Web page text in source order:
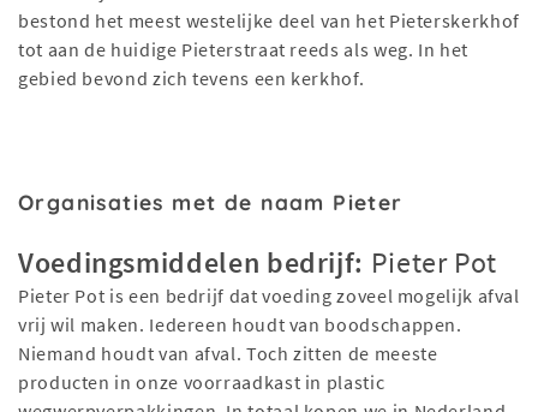
bestond het meest westelijke deel van het Pieterskerkhof
tot aan de huidige Pieterstraat reeds als weg. In het
gebied bevond zich tevens een kerkhof.
Organisaties met de naam Pieter
Voedingsmiddelen bedrijf: Pieter Pot
Pieter Pot is een bedrijf dat voeding zoveel mogelijk afval
vrij wil maken. Iedereen houdt van boodschappen.
Niemand houdt van afval. Toch zitten de meeste
producten in onze voorraadkast in plastic